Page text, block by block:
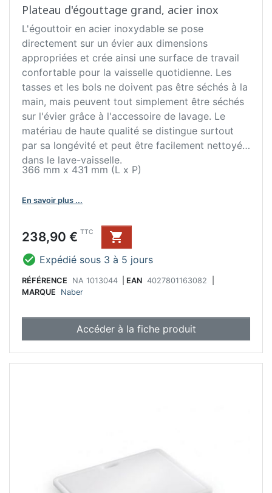
Plateau d'égouttage grand, acier inox
L'égouttoir en acier inoxydable se pose
directement sur un évier aux dimensions
appropriées et crée ainsi une surface de travail
confortable pour la vaisselle quotidienne. Les
tasses et les bols ne doivent pas être séchés à la
main, mais peuvent tout simplement être séchés
sur l'évier grâce à l'accessoire de lavage. Le
matériau de haute qualité se distingue surtout
par sa longévité et peut être facilement nettoyé
dans le lave-vaisselle.
366 mm x 431 mm (L x P)
En savoir plus ...
Prix
238,90 € TTC

 Expédié sous 3 à 5 jours
RÉFÉRENCE NA 1013044 EAN 4027801163082
MARQUE
Naber
Accéder à la fiche produit